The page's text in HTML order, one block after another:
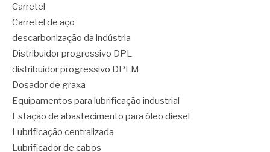
Carretel
Carretel de aço
descarbonização da indústria
Distribuidor progressivo DPL
distribuidor progressivo DPLM
Dosador de graxa
Equipamentos para lubrificação industrial
Estação de abastecimento para óleo diesel
Lubrificação centralizada
Lubrificador de cabos